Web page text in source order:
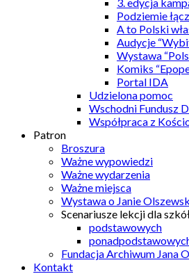
Podziemie
A to Polski
Audycje
Wystawa
Komiks
Portal IDA
Udzielona pomoc
Wschodni Fundusz
Współpraca z
Patron
Broszura
Ważne wypowiedzi
Ważne wydarzenia
Ważne miejsca
Wystawa o Janie
Scenariusze lekcji dla
podstawowych
Fundacja Archiwum Jana
Kontakt